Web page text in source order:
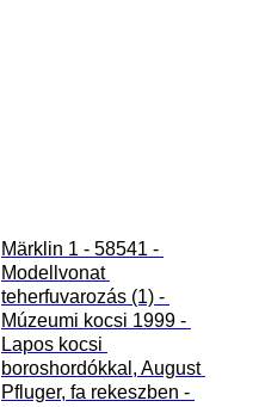
Märklin 1 - 58541 -
Modellvonat
teherfuvarozás (1) -
Múzeumi kocsi 1999 -
Lapos kocsi
boroshordókkal, August
Pfluger, fa rekeszben -